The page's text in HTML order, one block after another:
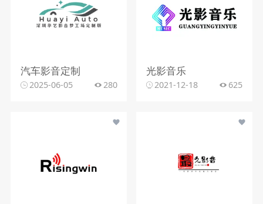
汽车影音定制
2025-06-05 280
光影音乐
2021-12-18 625